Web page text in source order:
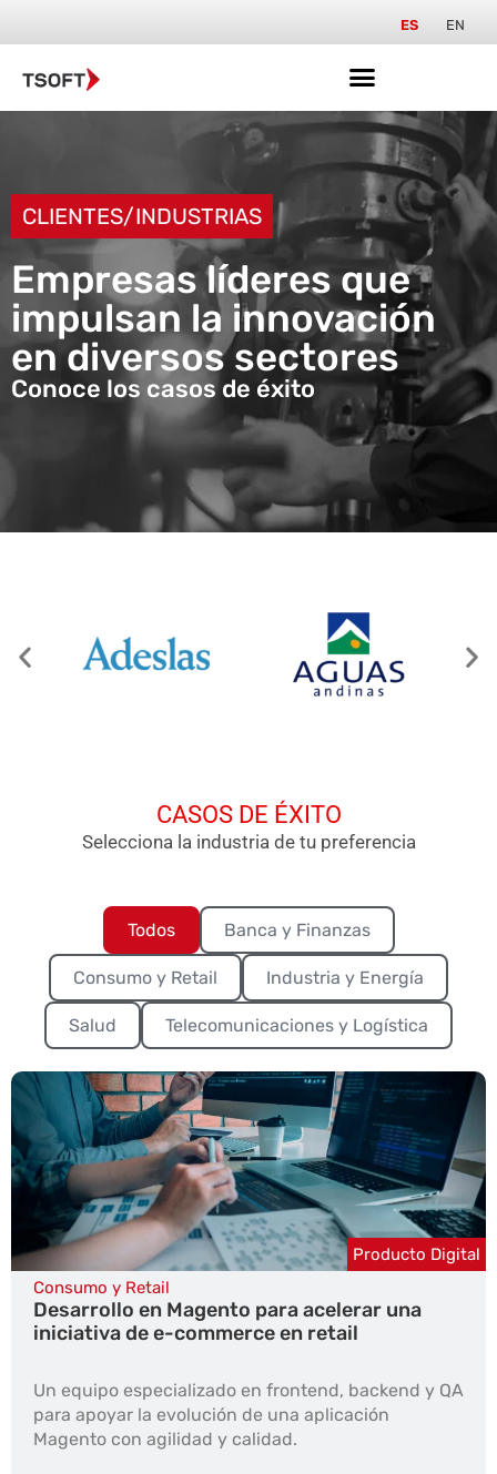
ES EN
CLIENTES/INDUSTRIAS
Empresas líderes que
impulsan la innovación
en diversos sectores
Conoce los casos de éxito
CASOS DE ÉXITO
Selecciona la industria de tu preferencia
Banca y Finanzas
Consumo y Retail Industria y Energía
Salud Telecomunicaciones y Logística
Todos
Producto Digital
Consumo y Retail
Desarrollo en Magento para acelerar una
iniciativa de e-commerce en retail
Un equipo especializado en frontend, backend y QA
para apoyar la evolución de una aplicación
Magento con agilidad y calidad.